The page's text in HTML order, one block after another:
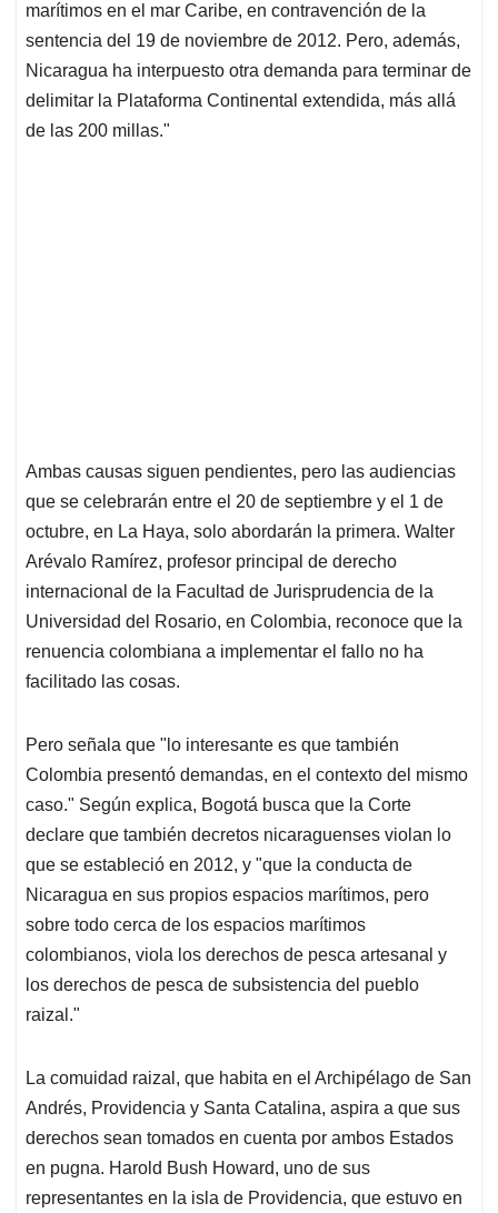
marítimos en el mar Caribe, en contravención de la
sentencia del 19 de noviembre de 2012. Pero, además,
Nicaragua ha interpuesto otra demanda para terminar de
delimitar la Plataforma Continental extendida, más allá
de las 200 millas."
Ambas causas siguen pendientes, pero las audiencias
que se celebrarán entre el 20 de septiembre y el 1 de
octubre, en La Haya, solo abordarán la primera. Walter
Arévalo Ramírez, profesor principal de derecho
internacional de la Facultad de Jurisprudencia de la
Universidad del Rosario, en Colombia, reconoce que la
renuencia colombiana a implementar el fallo no ha
facilitado las cosas.
Pero señala que "lo interesante es que también
Colombia presentó demandas, en el contexto del mismo
caso." Según explica, Bogotá busca que la Corte
declare que también decretos nicaraguenses violan lo
que se estableció en 2012, y "que la conducta de
Nicaragua en sus propios espacios marítimos, pero
sobre todo cerca de los espacios marítimos
colombianos, viola los derechos de pesca artesanal y
los derechos de pesca de subsistencia del pueblo
raizal."
La comuidad raizal, que habita en el Archipélago de San
Andrés, Providencia y Santa Catalina, aspira a que sus
derechos sean tomados en cuenta por ambos Estados
en pugna. Harold Bush Howard, uno de sus
representantes en la isla de Providencia, que estuvo en